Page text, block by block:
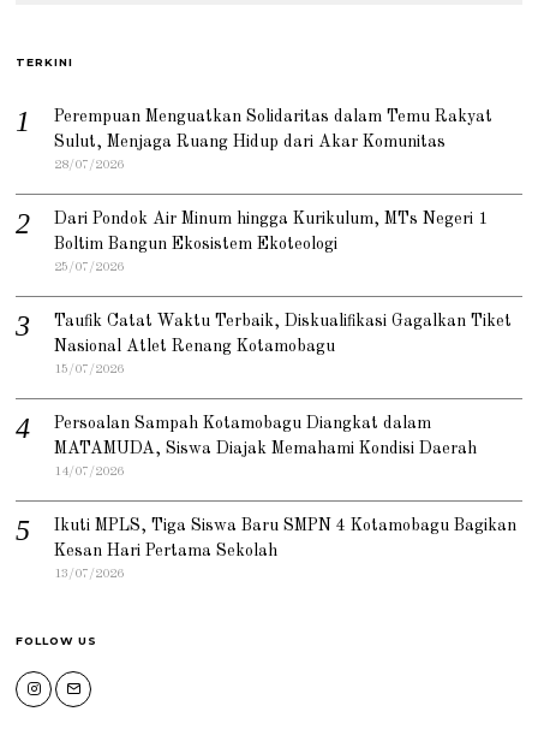
TERKINI
Perempuan Menguatkan Solidaritas dalam Temu Rakyat
Sulut, Menjaga Ruang Hidup dari Akar Komunitas
28/07/2026
Dari Pondok Air Minum hingga Kurikulum, MTs Negeri 1
Boltim Bangun Ekosistem Ekoteologi
25/07/2026
Taufik Catat Waktu Terbaik, Diskualifikasi Gagalkan Tiket
Nasional Atlet Renang Kotamobagu
15/07/2026
Persoalan Sampah Kotamobagu Diangkat dalam
MATAMUDA, Siswa Diajak Memahami Kondisi Daerah
14/07/2026
Ikuti MPLS, Tiga Siswa Baru SMPN 4 Kotamobagu Bagikan
Kesan Hari Pertama Sekolah
13/07/2026
FOLLOW US